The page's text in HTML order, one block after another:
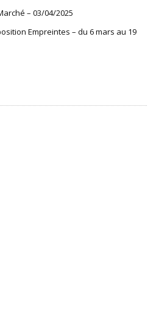
– 03/04/2025
Empreintes – du 6 mars au 19